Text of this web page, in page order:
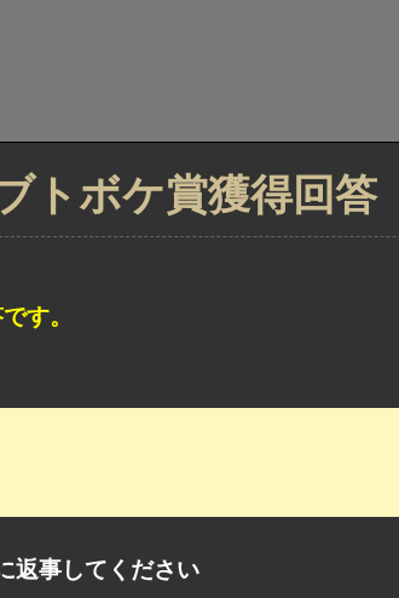
トボケ賞獲得回答
す。
返事してください